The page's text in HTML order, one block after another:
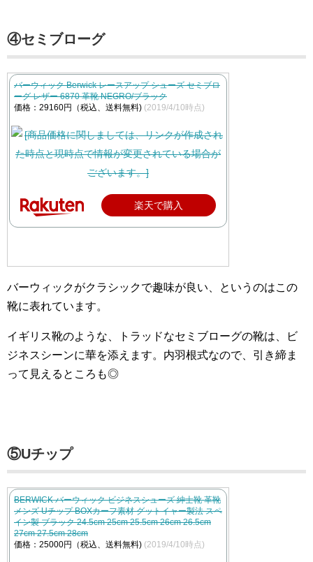
④セミブローグ
バーウィック Berwick レースアップ シューズ セミブロ
ーグ レザー 6870 革靴 NEGRO/ブラック
価格：29160円（税込、送料無料) (2019/4/10時点)
楽天で購入
バーウィックがクラシックで趣味が良い、というのはこの
靴に表れています。
イギリス靴のような、トラッドなセミブローグの靴は、ビ
ジネスシーンに華を添えます。内羽根式なので、引き締ま
って見えるところも◎
⑤Uチップ
BERWICK バーウィック ビジネスシューズ 紳士靴 革靴
メンズ Uチップ BOXカーフ素材 グットイャー製法 スペ
イン製 ブラック 24.5cm 25cm 25.5cm 26cm 26.5cm
27cm 27.5cm 28cm
価格：25000円（税込、送料無料) (2019/4/10時点)